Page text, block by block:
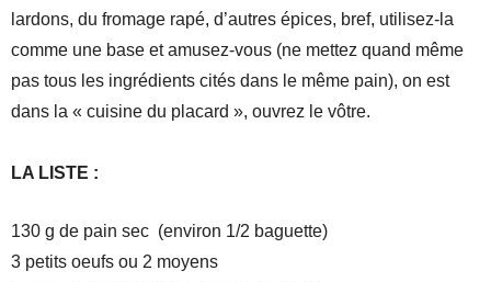
lardons, du fromage rapé, d’autres épices, bref, utilisez-la
comme une base et amusez-vous (ne mettez quand même
pas tous les ingrédients cités dans le même pain), on est
dans la « cuisine du placard », ouvrez le vôtre.
LA LISTE :
130 g de pain sec (environ 1/2 baguette)
3 petits oeufs ou 2 moyens